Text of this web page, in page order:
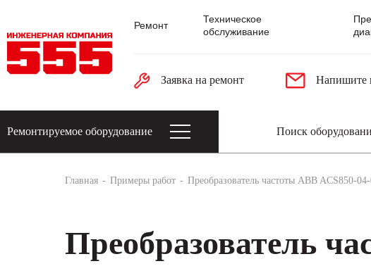
Ремонт
Техническое
обслуживание
Заявка на ремонт Напишите
Ремонтируемое оборудование
Главная Примеры работ Преобразователь частоты ABB ACS850-
Преобразователь